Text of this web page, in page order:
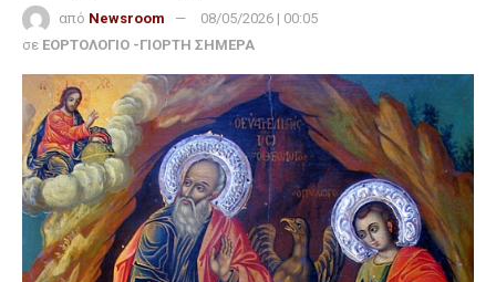
από Newsroom
08/05/2026 | 00:05
σε ΕΟΡΤΟΛΟΓΙΟ -ΓΙΟΡΤΗ ΣΗΜΕΡΑ